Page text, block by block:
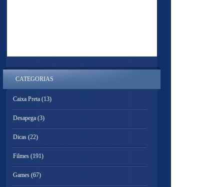
CATEGORIAS
Caixa Preta (13)
Desapega (3)
Dicas (22)
Filmes (191)
Games (67)